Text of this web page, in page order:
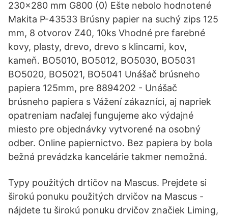
230x280 mm G800 (0) Ešte nebolo hodnotené
Makita P-43533 Brúsny papier na suchý zips 125
mm, 8 otvorov Z40, 10ks Vhodné pre farebné
kovy, plasty, drevo, drevo s klincami, kov,
kameň. BO5010, BO5012, BO5030, BO5031
BO5020, BO5021, BO5041 Unášač brúsneho
papiera 125mm, pre 8894202 - Unášač
brúsneho papiera s Vážení zákazníci, aj napriek
opatreniam naďalej fungujeme ako výdajné
miesto pre objednávky vytvorené na osobný
odber. Online papiernictvo. Bez papiera by bola
bežná prevádzka kancelárie takmer nemožná.
Typy použitých drtičov na Mascus. Prejdete si
širokú ponuku použitých drvičov na Mascus -
nájdete tu širokú ponuku drvičov značiek Liming,